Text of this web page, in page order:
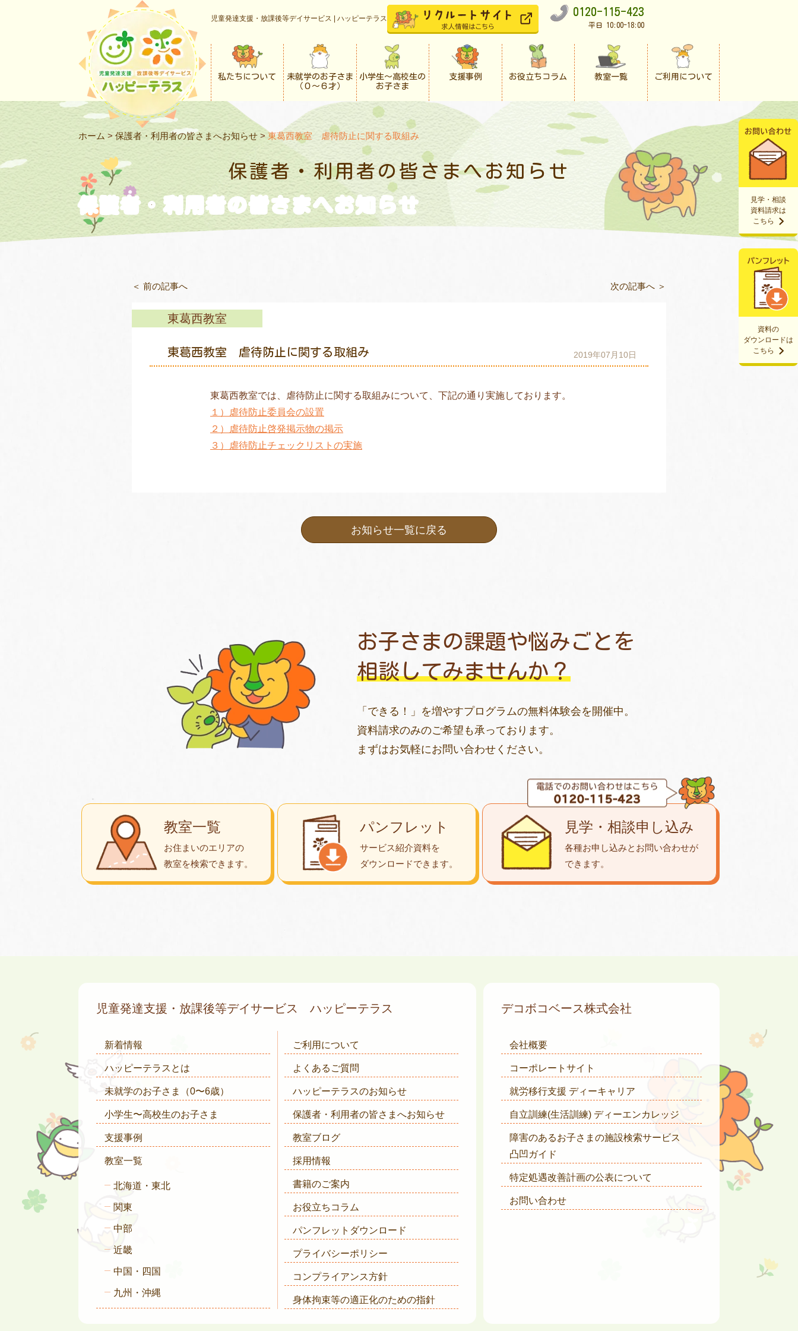
児童発達支援・放課後等デイサービス | ハッピーテラス
0120-115-423
平日 10:00-18:00
私たちについて
未就学のお子さま
（０〜６才）
小学生〜高校生の
お子さま
支援事例 お役立ちコラム 教室一覧 ご利用について
資料の
ダウンロードは
こちら
見学・相談
資料請求は
こちら
ホーム > 保護者・利用者の皆さまへお知らせ > 東葛西教室 虐待防止に関する取組み
保護者・利用者の 皆さまへお知らせ
保護者・利用者の皆さまへお知らせ
＜ 前の記事へ 次の記事へ ＞
東葛西教室
東葛西教室 虐待防止に関する取組み 2019年07月10日
東葛西教室では、虐待防止に関する取組みについて、下記の通り実施しております。
１）虐待防止委員会の設置
２）虐待防止啓発掲示物の掲示
３）虐待防止チェックリストの実施
お知らせ一覧に戻る
お子さまの課題や悩みごとを
相談してみませんか？
「できる！」を増やすプログラムの無料体験会を開催中。
資料請求のみのご希望も承っております。
まずはお気軽にお問い合わせください。
教室一覧
お住まいのエリアの
教室を検索できます。
パンフレット
サービス紹介資料を
ダウンロードできます。
見学・相談申し込み
各種お申し込みとお問い合わせが
できます。
児童発達支援・放課後等デイサービス ハッピーテラス
新着情報
ハッピーテラスとは
未就学のお子さま （0〜6歳）
小学生〜高校生のお子さま
支援事例
教室一覧
北海道・東北
関東
中部
近畿
中国・四国
九州・沖縄
ご利用について
よくあるご質問
ハッピーテラスのお知らせ
保護者・利用者の皆さまへお知らせ
教室ブログ
採用情報
書籍のご案内
お役立ちコラム
パンフレットダウンロード
プライバシーポリシー
コンプライアンス方針
身体拘束等の適正化のための指針
デコボコベース株式会社
会社概要
コーポレートサイト
就労移行支援 ディーキャリア
自立訓練(生活訓練) ディーエンカレッジ
障害のあるお子さまの施設検索サービス
凸凹ガイド
特定処遇改善計画の公表について
お問い合わせ